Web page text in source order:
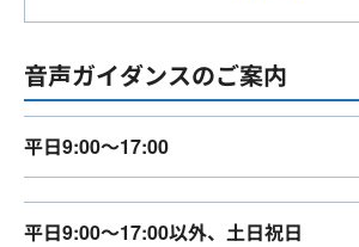
音声ガイダンスのご案内
平日9:00～17:00
平日9:00～17:00以外、土日祝日